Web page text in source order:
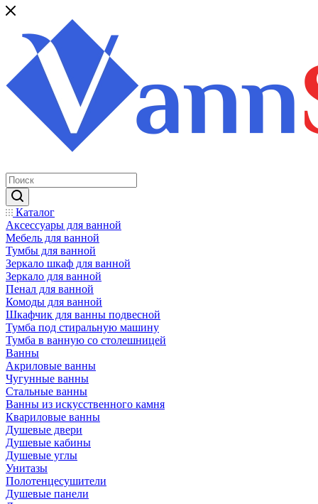
Каталог
Аксессуары для ванной
Мебель для ванной
Тумбы для ванной
Зеркало шкаф для ванной
Зеркало для ванной
Пенал для ванной
Комоды для ванной
Шкафчик для ванны подвесной
Тумба под стиральную машину
Тумба в ванную со столешницей
Ванны
Акриловые ванны
Чугунные ванны
Стальные ванны
Ванны из искусственного камня
Квариловые ванны
Душевые двери
Душевые кабины
Душевые углы
Унитазы
Полотенцесушители
Душевые панели